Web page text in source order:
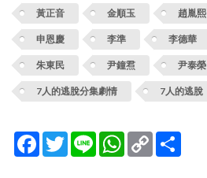
黃正音 金順玉 趙胤熙
申恩慶 李準 李德華
朱東民 尹鐘焄 尹泰榮
7人的逃脫分集劇情 7人的逃脫
Facebook
TwitterLine WhatsApp
Copy
Link